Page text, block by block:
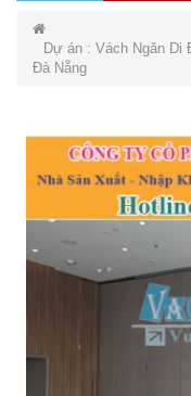
Dự án : Vách Ngăn Di
Đà Nẵng